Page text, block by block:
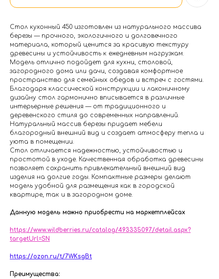
Стол кухонный 450 изготовлен из натурального массива
березы — прочного, экологичного и долговечного
материала, который ценится за красивую текстуру
древесины и устойчивость к ежедневным нагрузкам.
Модель отлично подойдет для кухни, столовой,
загородного дома или дачи, создавая комфортное
пространство для семейных обедов и встреч с гостями.
Благодаря классической конструкции и лаконичному
дизайну стол гармонично вписывается в различные
интерьерные решения — от традиционного и
деревенского стиля до современных направлений.
Натуральный массив березы придает мебели
благородный внешний вид и создает атмосферу тепла и
уюта в помещении.
Стол отличается надежностью, устойчивостью и
простотой в уходе. Качественная обработка древесины
позволяет сохранить привлекательный внешний вид
изделия на долгие годы. Компактные размеры делают
модель удобной для размещения как в городской
квартире, так и в загородном доме.
Данную модель можно приобрести на маркетплейсах
https://www.wildberries.ru/catalog/493335097/detail.aspx?
targetUrl=SN
https://ozon.ru/t/7WKsgBt
Преимущества: